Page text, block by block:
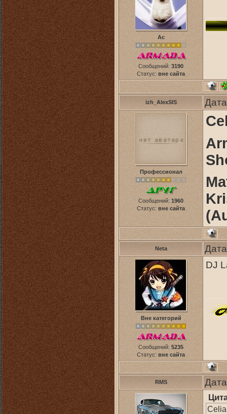
Ас
Сообщений: 3190
Статус: вне сайта
izh_AlexSIS
Профессионал
Сообщений: 1960
Статус: вне сайта
Neta
Вне категорий
Сообщений: 5235
Статус: вне сайта
DJ
RMS